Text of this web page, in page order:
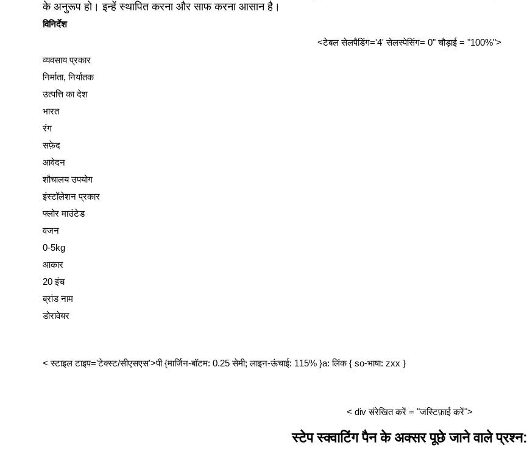
के अनुरूप हो। इन्हें स्थापित करना और साफ करना आसान है।
विनिर्देश
<टेबल सेलपैडिंग='4' सेलस्पेसिंग= 0" चौड़ाई = "100%">
व्यवसाय प्रकार
निर्माता, निर्यातक
उत्पत्ति का देश
भारत
रंग
सफ़ेद
आवेदन
शौचालय उपयोग
इंस्टॉलेशन प्रकार
फ्लोर माउंटेड
वजन
0-5kg
आकार
20 इंच
ब्रांड नाम
डोरावेयर
< स्टाइल टाइप='टेक्स्ट/सीएसएस'>पी {मार्जिन-बॉटम: 0.25 सेमी; लाइन-ऊंचाई: 115% }a: लिंक { so-भाषा: zxx }
< div संरेखित करें = "जस्टिफ़ाई करें">
स्टेप स्क्वाटिंग पैन के अक्सर पूछे जाने वाले प्रश्न: